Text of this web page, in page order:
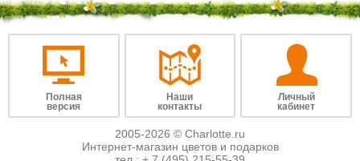
Полная
версия
Наши
контакты
Личный
кабинет
2005-2026 © Charlotte.ru
Интернет-магазин цветов и подарков